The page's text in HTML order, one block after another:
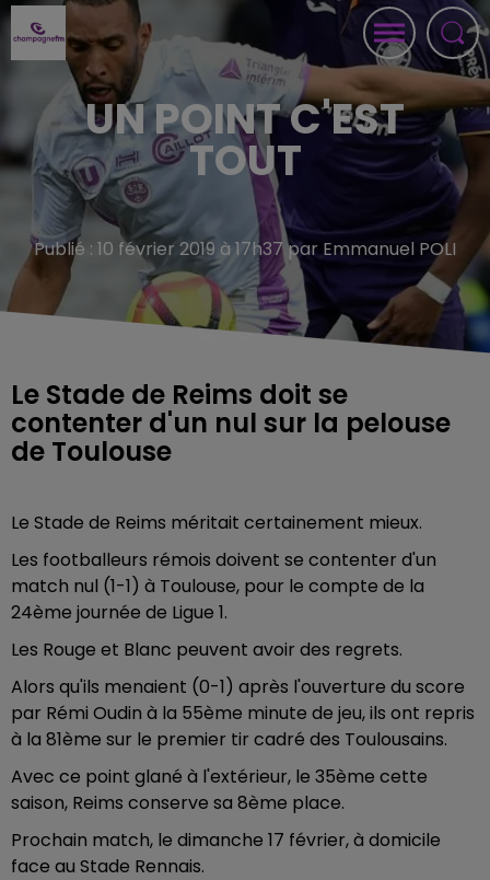
UN POINT C'EST
TOUT
Publié : 10 février 2019 à 17h37 par Emmanuel POLI
Le Stade de Reims doit se
contenter d'un nul sur la pelouse
de Toulouse
Le Stade de Reims méritait certainement mieux.
Les footballeurs rémois doivent se contenter d'un
match nul (1-1) à Toulouse, pour le compte de la
24ème journée de Ligue 1.
Les Rouge et Blanc peuvent avoir des regrets.
Alors qu'ils menaient (0-1) après l'ouverture du score
par Rémi Oudin à la 55ème minute de jeu, ils ont repris
à la 81ème sur le premier tir cadré des Toulousains.
Avec ce point glané à l'extérieur, le 35ème cette
saison, Reims conserve sa 8ème place.
Prochain match, le dimanche 17 février, à domicile
face au Stade Rennais.